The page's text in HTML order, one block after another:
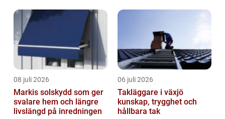
08 juli 2026
Markis solskydd som ger
svalare hem och längre
livslängd på inredningen
06 juli 2026
Takläggare i växjö
kunskap, trygghet och
hållbara tak